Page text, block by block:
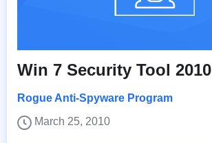
Win 7 Security Tool 2010
Rogue Anti-Spyware Program
March 25, 2010